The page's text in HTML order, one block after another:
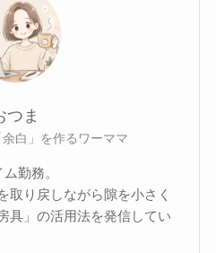
つま
白」を作るワーママ
勤務。
取り戻しながら隙を小さく
具」の活用法を発信してい